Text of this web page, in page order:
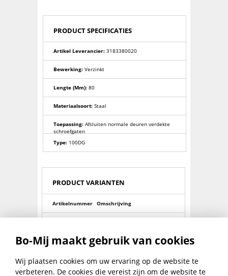
PRODUCT SPECIFICATIES
Artikel Leverancier: 3183380020
Bewerking: Verzinkt
Lengte (mm): 80
Materiaalsoort: Staal
Toepassing: Afsluiten normale deuren verdekte
schroefgaten
Type: 100DG
PRODUCT VARIANTEN
Artikelnummer Omschrijving
0024101260 Veiligheidsoverval 100- 80mm
0024101400 Veiligheidsoverval 100-100mm
Bo-Mij maakt gebruik van cookies
Wij plaatsen cookies om uw ervaring op de website te
verbeteren. De cookies die vereist zijn om de website te